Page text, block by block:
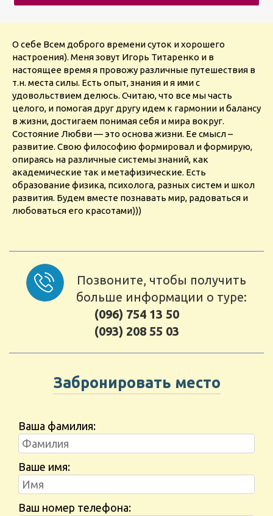
О себе Всем доброго времени суток и хорошего
настроения). Меня зовут Игорь Титаренко и в
настоящее время я провожу различные путешествия в
т.н. места силы. Есть опыт, знания и я ими с
удовольствием делюсь. Считаю, что все мы часть
целого, и помогая друг другу идем к гармонии и балансу
в жизни, достигаем понимая себя и мира вокруг.
Состояние Любви — это основа жизни. Ее смысл –
развитие. Свою философию формировал и формирую,
опираясь на различные системы знаний, как
академические так и метафизические. Есть
образование физика, психолога, разных систем и школ
развития. Будем вместе познавать мир, радоваться и
любоваться его красотами)))
Позвоните, чтобы получить
больше информации о туре:
(096) 754 13 50
(093) 208 55 03
Забронировать место
Ваша фамилия:
Ваше имя:
Ваш номер телефона: